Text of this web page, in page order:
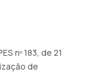
nº 183, de 21
de